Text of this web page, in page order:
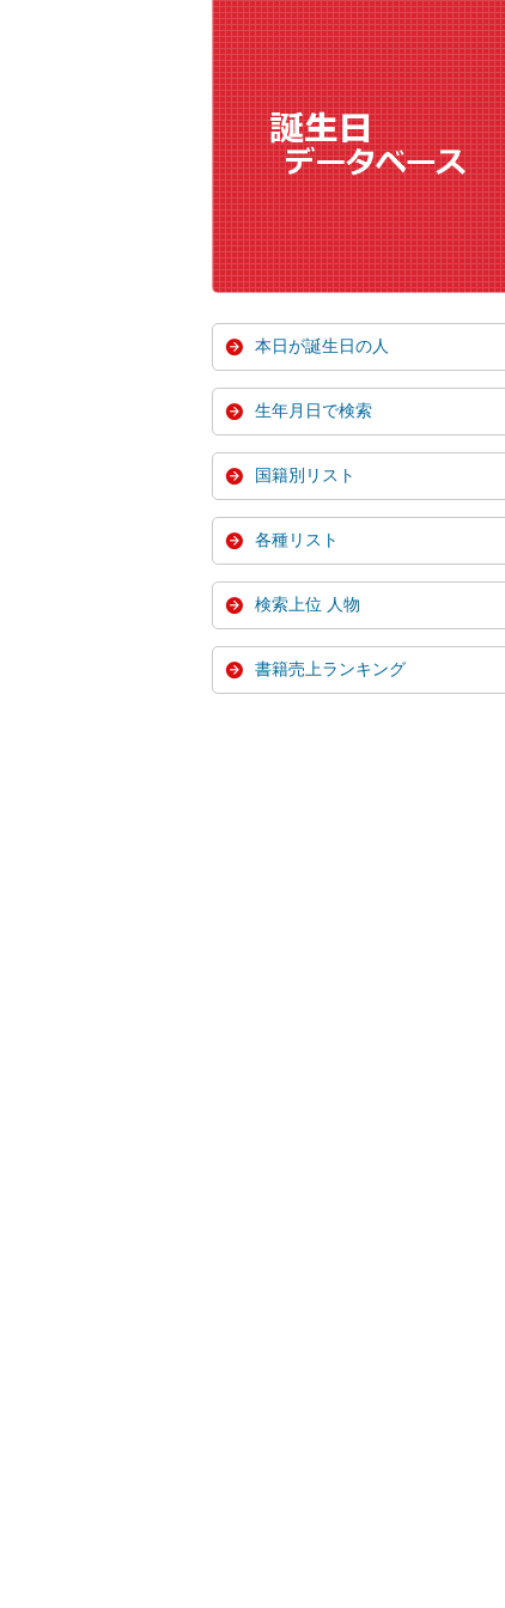
本日が誕生日の人
生年月日で検索
国籍別リスト
各種リスト
検索上位 人物
書籍売上ランキング